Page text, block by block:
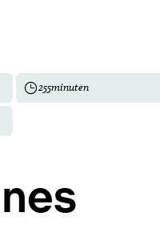
255minuten